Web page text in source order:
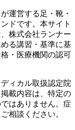
運営する足・靴・
ドです。本サイト
株式会社ランナー
る講習・基準に基
・医療機関の認可
ィカル取扱認定院
載内容は、特定の
はありません。症
相談ください。